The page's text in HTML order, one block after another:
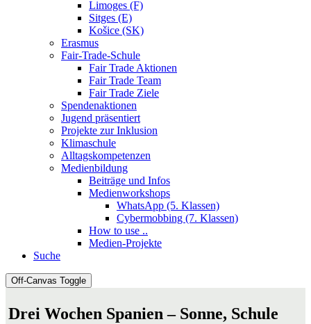
Limoges (F)
Sitges (E)
Košice (SK)
Erasmus
Fair-Trade-Schule
Fair Trade Aktionen
Fair Trade Team
Fair Trade Ziele
Spendenaktionen
Jugend präsentiert
Projekte zur Inklusion
Klimaschule
Alltagskompetenzen
Medienbildung
Beiträge und Infos
Medienworkshops
WhatsApp (5. Klassen)
Cybermobbing (7. Klassen)
How to use ..
Medien-Projekte
Suche
Off-Canvas Toggle
Drei Wochen Spanien – Sonne, Schule